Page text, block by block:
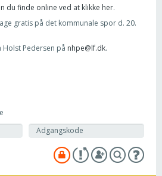
du finde online ved at klikke her.
gratis på det kommunale spor d. 20.
Holst Pedersen på nhpe@lf.dk.